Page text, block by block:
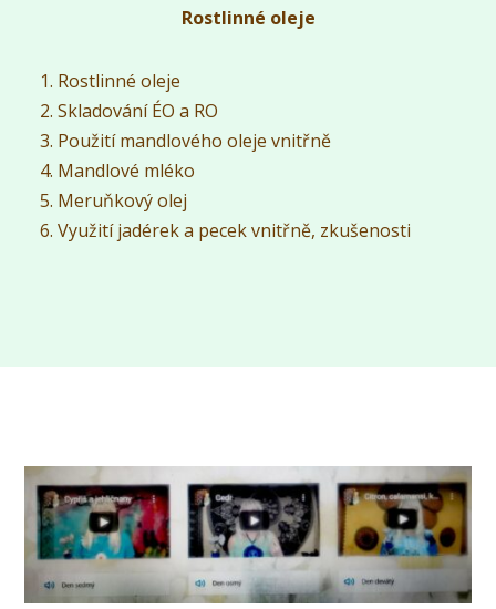
Rostlinné oleje
Rostlinné oleje
Skladování ÉO a RO
Použití mandlového oleje vnitřně
Mandlové mléko
Meruňkový olej
Využití jadérek a pecek vnitřně, zkušenosti